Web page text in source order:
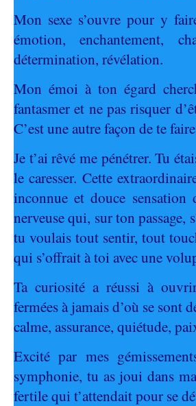
Mon sexe s’ouvre pour y
émotion, enchantement,
détermination, révélation.
Mon émoi à ton égard
fantasmer et ne pas risquer
C’est une autre façon de te
Je t’ai rêvé me pénétrer. Tu
le caresser. Cette
inconnue et douce sensation
nerveuse qui, sur ton passage,
tu voulais tout sentir, tout
qui s’offrait à toi avec une
Ta curiosité a réussi à
fermées à jamais d’où se sont
calme, assurance, quiétude,
Excité par mes
symphonie, tu as joui dans
fertile qui t’attendait pour se